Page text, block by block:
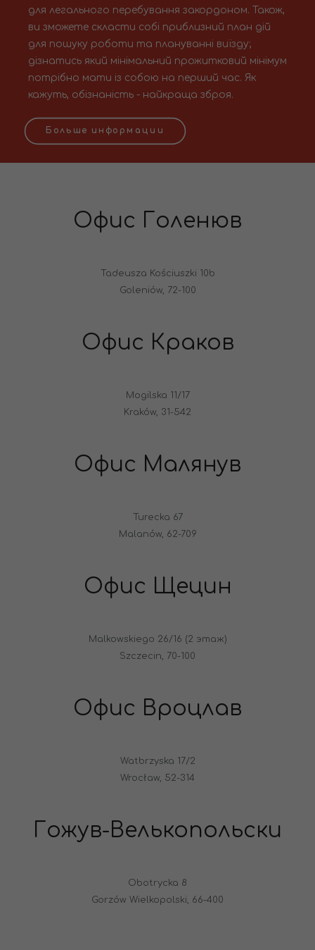
для легального перебування закордоном. Також,
ви зможете скласти собі приблизний план дій
для пошуку роботи та плануванні виїзду;
дізнатись який мінімальний прожитковий мінімум
потрібно мати із собою на перший час. Як
кажуть, обізнаність - найкраща зброя.
Больше информации
Офис Голенюв
Tadeusza Kościuszki 10b
Goleniów, 72-100
Офис Краков
Mogilska 11/17
Kraków, 31-542
Офис Малянув
Turecka 67
Malanów, 62-709
Офис Щецин
Malkowskiego 26/16 (2 этаж)
Szczecin, 70-100
Офис Вроцлав
Watbrzyska 17/2
Wrocław, 52-314
Гожув-Велькопольски
Obotrycka 8
Gorzów Wielkopolski, 66-400